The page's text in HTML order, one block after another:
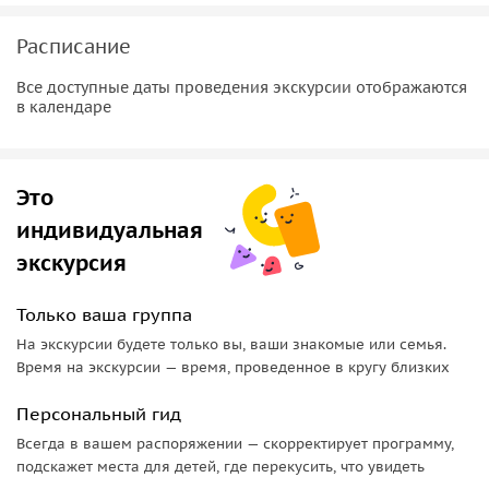
Расписание
Все доступные даты проведения экскурсии отображаются
в календаре
Это
индивидуальная
экскурсия
Только ваша группа
На экскурсии будете только вы, ваши знакомые или семья.
Время на экскурсии — время, проведенное в кругу близких
Персональный гид
Всегда в вашем распоряжении — скорректирует программу,
подскажет места для детей, где перекусить, что увидеть